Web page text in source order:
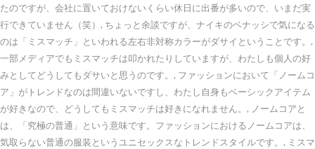
たのですが、会社に置いておけないくらい休日に出番が多いので、いまだ実
行できていません（笑）, ちょっと余談ですが、ナイキのベナッシで気になる
のは「ミスマッチ」といわれる左右非対称カラーがダサイということです。,
一部メディアでもミスマッチは叩かれたりしていますが、わたしも個人の好
みとしてどうしてもダサいと思うのです。, ファッションにおいて「ノームコ
ア」がトレンドなのは間違いないですし、わたし自身もベーシックアイテム
が好きなので、どうしてもミスマッチは好きになれません。, ノームコアと
は、「究極の普通」という意味です。ファッションにおけるノームコアは、
気取らない普通の服装というユニセックスなトレンドスタイルです。, ミスマ